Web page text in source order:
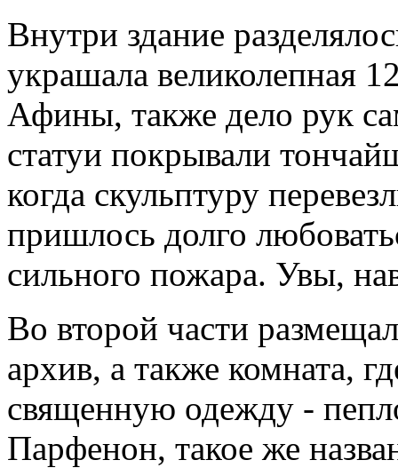
Внутри здание
украшала великолепная
Афины, также дело рук
статуи покрывали
когда скульптуру
пришлось долго
сильного пожара. Увы,
Во второй части
архив, а также комната,
священную одежду -
Парфенон, такое же